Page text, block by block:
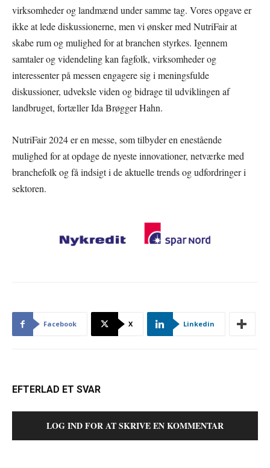
virksomheder og landmænd under samme tag. Vores opgave er
ikke at lede diskussionerne, men vi ønsker med NutriFair at
skabe rum og mulighed for at branchen styrkes. Igennem
samtaler og videndeling kan fagfolk, virksomheder og
interessenter på messen engagere sig i meningsfulde
diskussioner, udveksle viden og bidrage til udviklingen af
landbruget, fortæller Ida Brøgger Hahn.
NutriFair 2024 er en messe, som tilbyder en enestående
mulighed for at opdage de nyeste innovationer, netværke med
branchefolk og få indsigt i de aktuelle trends og udfordringer i
sektoren.
Facebook X Linkedin
EFTERLAD ET SVAR
LOG IND FOR AT SKRIVE EN KOMMENTAR